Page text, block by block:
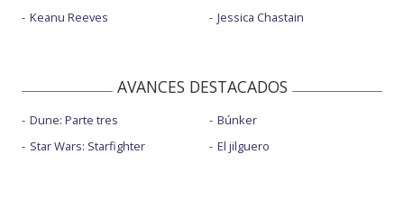
Keanu Reeves
Jessica Chastain
AVANCES DESTACADOS
Dune: Parte tres
Star Wars: Starfighter
Búnker
El jilguero